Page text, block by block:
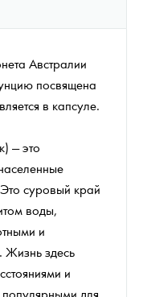
Австралии
посвящена
в капсуле.
— это
суровый край
воды,
и
Жизнь здесь
и
для